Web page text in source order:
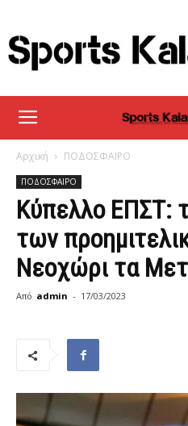
sportskalampaka
Αρχική ΠΟΔΟΣΦΑΙΡΟ
ΠΟΔΟΣΦΑΙΡΟ
Κύπελλο ΕΠΣΤ:
των
Νεοχώρι τα
Από admin - 17/03/2023